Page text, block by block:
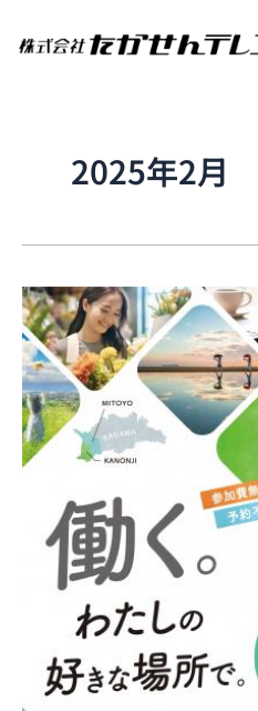
2025年2月
観
音
寺
市・
三
豊
同
就
職
説
参
加